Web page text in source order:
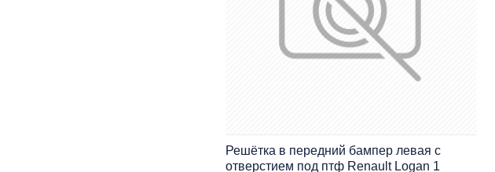
Решётка в передний бампер левая с
отверстием под птф Renault Logan 1